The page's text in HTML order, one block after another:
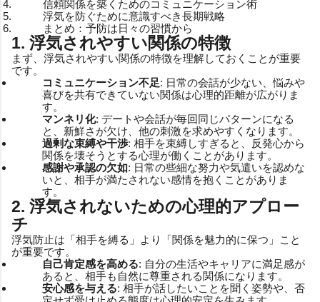
信頼関係を築くためのコミュニケーション術
浮気を防ぐために意識すべき長期戦略
まとめ：予防は日々の習慣から
1. 浮気されやすい関係の特徴
まず、浮気されやすい関係の特徴を理解しておくことが重要
です。
コミュニケーション不足: 日常の会話が少ない、悩みや
喜びを共有できていない関係は心理的距離が広がりま
す。
マンネリ化: デートや会話が毎回同じパターンになる
と、新鮮さが欠け、他の刺激を求めやすくなります。
過剰な束縛や干渉: 相手を束縛しすぎると、反発心から
関係を壊そうとする心理が働くことがあります。
感謝や承認の欠如: 日常の些細な努力や気遣いを認めな
いと、相手が満たされない感情を抱くことがありま
す。
2. 浮気されないための心理的アプロー
チ
浮気防止は「相手を縛る」より「関係を魅力的に保つ」こと
が重要です。
自己肯定感を高める: 自分の生活やキャリアに満足感が
あると、相手も自然に尊重される関係になります。
安心感を与える: 相手が話したいことを聞く姿勢や、否